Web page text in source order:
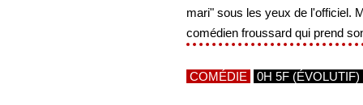
mari" sous les yeux de l'officiel.
comédien froussard qui prend
COMÉDIE 0H 5F (ÉVOLUTIF)